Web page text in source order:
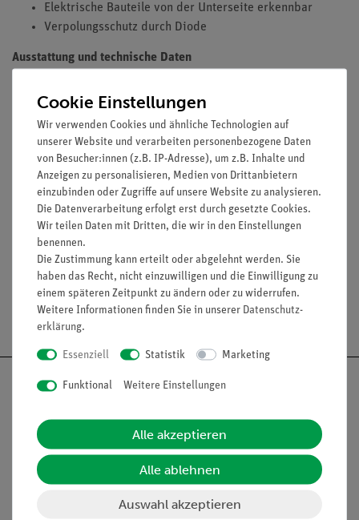
Elektrische Bauteile von der Unterseite erkennbar
Verpolungsschutz durch Diode
Ausstattung und technische Daten
max. Betriebsspannung 5.5 V
Kapazität 0,8 - 1,8 F
max. Stromstärke 2 A
aufgedruckte Polarität
seitliche Goldkontakte
Bausteingröße (mm): 55 x 55 x 30
Versandkostenfrei ab 300,- €
Nach oben
Informationen Service
Cookie Einstellungen
Wir verwenden Cookies und ähnliche Technologien auf
unserer Website und verarbeiten personenbezogene Daten
von Besucher:innen (z.B. IP-Adresse), um z.B. Inhalte und
Anzeigen zu personalisieren, Medien von Drittanbietern
einzubinden oder Zugriffe auf unsere Website zu analysieren.
Die Datenverarbeitung erfolgt erst durch gesetzte Cookies.
Wir teilen Daten mit Dritten, die wir in den Einstellungen
benennen.
Die Zustimmung kann erteilt oder abgelehnt werden. Sie
haben das Recht, nicht einzuwilligen und die Einwilligung zu
einem späteren Zeitpunkt zu ändern oder zu widerrufen.
Weitere Informationen finden Sie in unserer Daten­schutz­
erklärung.
Essenziell Statistik Marketing
Funktional Weitere Einstellungen
Alle akzeptieren
Alle ablehnen
Auswahl akzeptieren